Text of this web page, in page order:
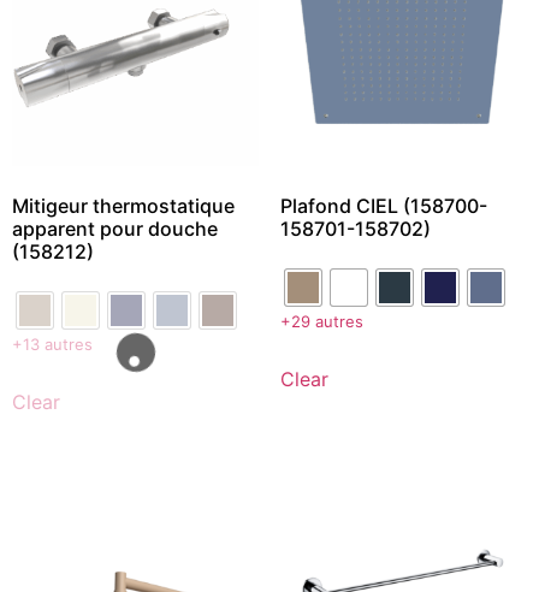
Mitigeur thermostatique
apparent pour douche
(158212)
+13 autres
Clear
Plafond CIEL (158700-
158701-158702)
+29 autres
Clear